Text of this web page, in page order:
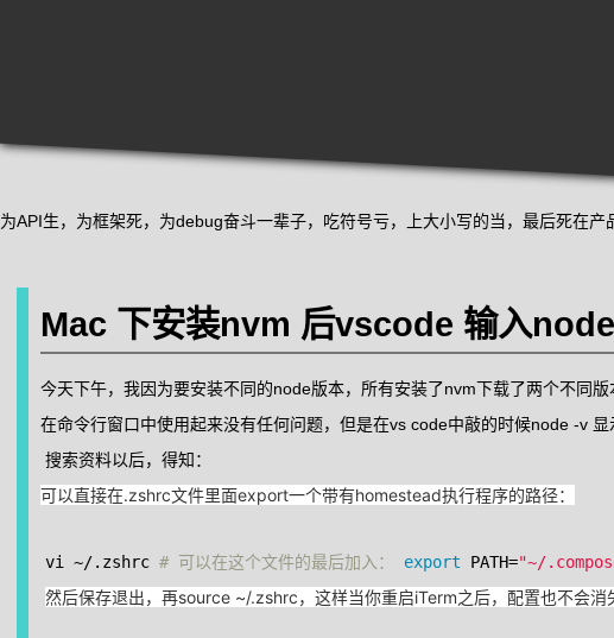
为API生，为框架死，为debug奋斗一辈子，吃符号亏，上大小写的当，最后死在产
Mac 下安装nvm 后vscode 输入
今天下午，我因为要安装不同的node版本，所有安装了nvm下载了两个不同版
在命令行窗口中使用起来没有任何问题，但是在vs code中敲的时候node -v
搜索资料以后，得知：
可以直接在.zshrc文件里面export一个带有homestead执行程序的路径：
vi ~/.zshrc # 可以在这个文件的最后加入： export PATH="~/
然后保存退出，再source ~/.zshrc，这样当你重启iTerm之后，配置也不会消